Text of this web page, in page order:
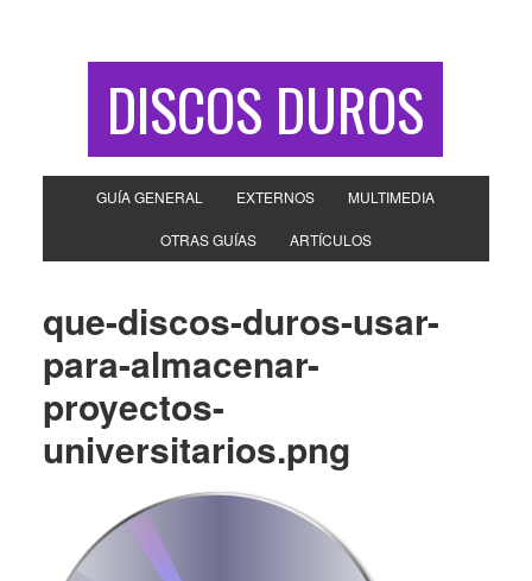
DISCOS DUROS
GUÍA GENERAL EXTERNOS MULTIMEDIA
OTRAS GUÍAS ARTÍCULOS
que-discos-duros-usar-
para-almacenar-
proyectos-
universitarios.png